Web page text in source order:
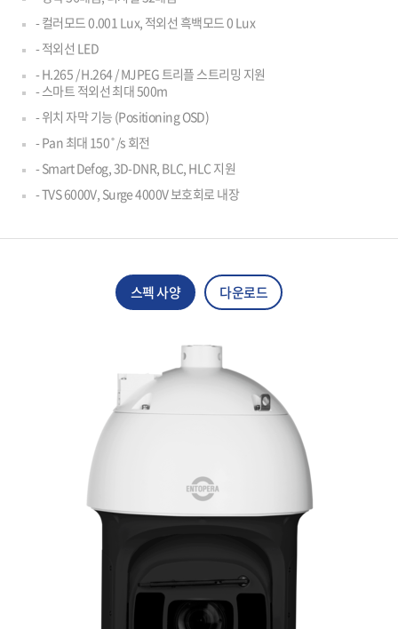
- 컬러모드 0.001 Lux, 적외선 흑백모드 0 Lux
- 적외선 LED
- H.265 / H.264 / MJPEG 트리플 스트리밍 지원
- 스마트 적외선 최대 500m
- 위치 자막 기능 (Positioning OSD)
- Pan 최대 150˚/s 회전
- Smart Defog, 3D-DNR, BLC, HLC 지원
- TVS 6000V, Surge 4000V 보호회로 내장
스펙 사양 다운로드